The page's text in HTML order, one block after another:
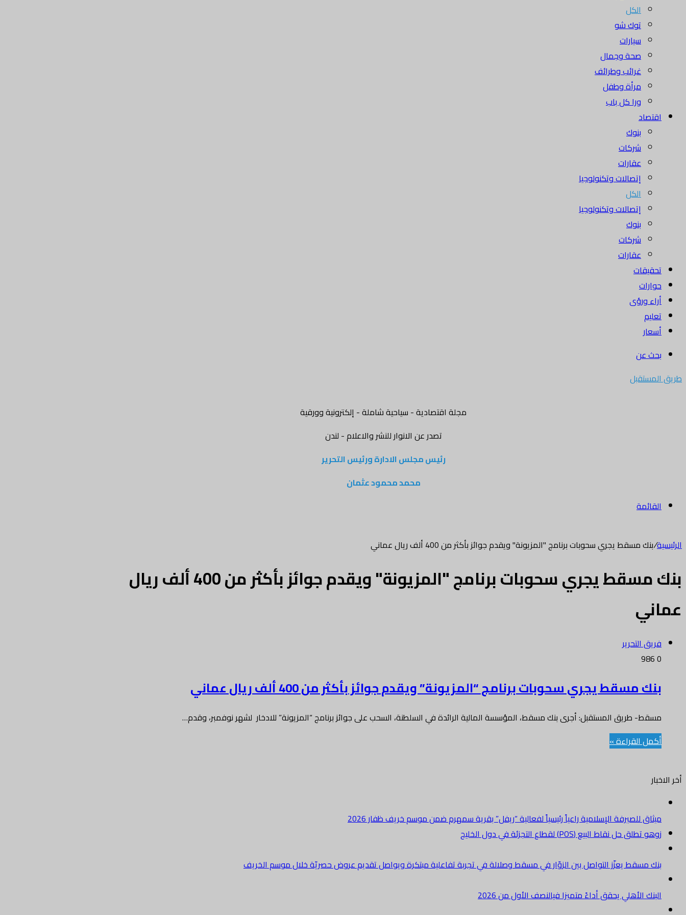
الكل
توك شو
سيارات
صحة وجمال
غرائب وطرائف
مرأة وطفل
ورا كل باب
اقتصاد
بنوك
شركات
عقارات
إتصالات وتكنولوجيا
الكل
إتصالات وتكنولوجيا
بنوك
شركات
عقارات
تحقيقات
حوارات
أراء ورؤى
تعليم
أسعار
بحث عن
طريق المستقبل
مجلة اقتصادية - سياحية شاملة - إلكترونية وورقية
تصدر عن الانوار للنشر والاعلام - لندن
رئيس مجلس الادارة ورئيس التحرير
محمد محمود عثمان
القائمة
الرئيسية/بنك مسقط يجري سحوبات برنامج "المزيونة" ويقدم جوائز بأكثر من 400 ألف ريال عماني
بنك مسقط يجري سحوبات برنامج "المزيونة" ويقدم جوائز بأكثر من 400 ألف ريال
عماني
فريق التحرير
0
بنك مسقط يجري سحوبات برنامج “المزيونة” ويقدم جوائز بأكثر من 400 ألف ريال عماني
مسقط- طريق المستقبل: أجرى بنك مسقط، المؤسسة المالية الرائدة في السلطنة، السحب على جوائز برنامج “المزيونة” للادخار لشهر نوفمبر، وقدم…
أكمل القراءة »
أخر الاخبار
ميثاق للصيرفة الإسلامية راعياً رئيسياً لفعالية “ريفل” بقرية سمهرم ضمن موسم خريف ظفار 2026
زوهو تطلق حل نقاط البيع (POS) لقطاع التجزئة في دول الخليج
بنك مسقط يعزّز التواصل بين الزوّار في مسقط وصلالة في تجربة تفاعلية مبتكرة ويواصل تقديم عروض حصريّة خلال موسم الخريف
البنك الأهلي يحقق أداءً متميزا فيالنصف الأول من 2026